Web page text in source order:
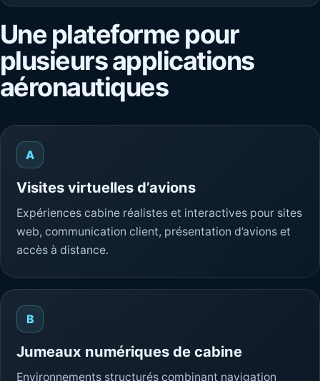
Une plateforme pour
plusieurs applications
aéronautiques
A
Visites virtuelles d’avions
Expériences cabine réalistes et interactives pour sites
web, communication client, présentation d’avions et
accès à distance.
B
Jumeaux numériques de cabine
Environnements structurés combinant navigation